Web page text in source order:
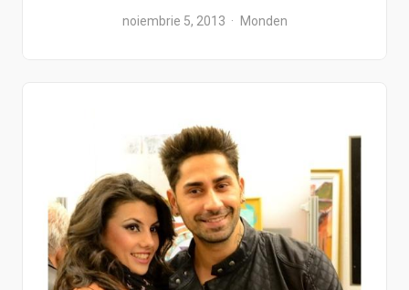
noiembrie 5, 2013 Monden